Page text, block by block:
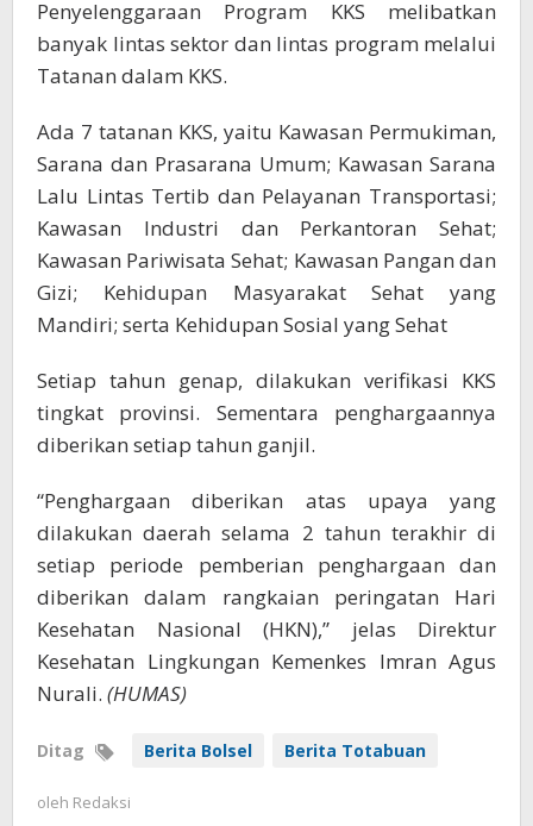
Penyelenggaraan Program KKS melibatkan
banyak lintas sektor dan lintas program melalui
Tatanan dalam KKS.
Ada 7 tatanan KKS, yaitu Kawasan Permukiman,
Sarana dan Prasarana Umum; Kawasan Sarana
Lalu Lintas Tertib dan Pelayanan Transportasi;
Kawasan Industri dan Perkantoran Sehat;
Kawasan Pariwisata Sehat; Kawasan Pangan dan
Gizi; Kehidupan Masyarakat Sehat yang
Mandiri; serta Kehidupan Sosial yang Sehat
Setiap tahun genap, dilakukan verifikasi KKS
tingkat provinsi. Sementara penghargaannya
diberikan setiap tahun ganjil.
“Penghargaan diberikan atas upaya yang
dilakukan daerah selama 2 tahun terakhir di
setiap periode pemberian penghargaan dan
diberikan dalam rangkaian peringatan Hari
Kesehatan Nasional (HKN),” jelas Direktur
Kesehatan Lingkungan Kemenkes Imran Agus
Nurali. (HUMAS)
Ditag Berita Bolsel Berita Totabuan
oleh Redaksi